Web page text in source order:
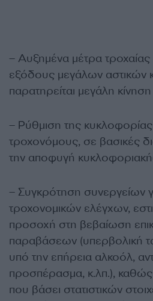
– Αυξημένα μέτρα τροχαίας
εξόδους μεγάλων αστικών
παρατηρείται μεγάλη
– Ρύθμιση της
τροχονόμους, σε βασικές
την αποφυγή
– Συγκρότηση συνεργείων
τροχονομικών ελέγχων,
προσοχή στη βεβαίωση
παραβάσεων (υπερβολική
υπό την επήρεια αλκοόλ,
προσπέρασμα, κ.λπ.),
που βάσει στατιστικών